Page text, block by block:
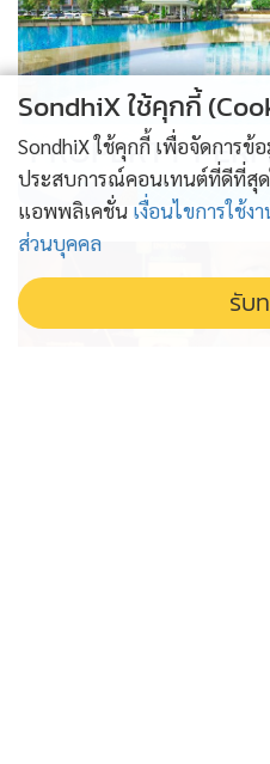
PROPERTY
SondhiX ใช้คุกกี้
SondhiX ใช้คุกกี้ เพื่อจัดการ
ประสบการณ์คอนเทนต์ที่ดีที่สุ
แอพพลิเคชั่น เงื่อนไขการใช้ง
ส่วนบุคคล
รับ